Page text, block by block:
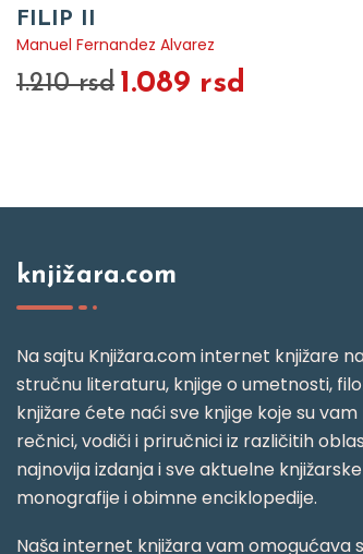
FILIP II
Manuel Fernandez Alvarez
1.210 rsd 1.089 rsd
knjižara.com
Na sajtu Knjižara.com internet knjižare
stručnu literaturu, knjige o umetnosti,
knjižare ćete naći sve knjige koje su
rečnici, vodiči i priručnici iz različitih
najnovija izdanja i sve aktuelne
monografije i obimne enciklopedije.
Naša internet knjižara vam omogućava